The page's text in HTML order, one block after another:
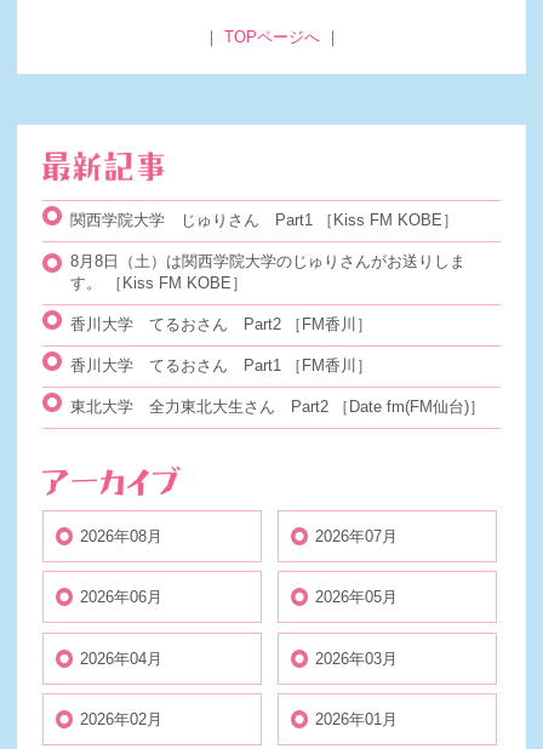
｜ TOPページへ｜
関西学院大学 じゅりさん Part1 ［Kiss FM KOBE］
8月8日（土）は関西学院大学のじゅりさんがお送りしま
す。
［Kiss FM KOBE］
香川大学 てるおさん Part2 ［FM香川］
香川大学 てるおさん Part1 ［FM香川］
東北大学 全力東北大生さん Part2 ［Date fm(FM仙台)］
2026年08月 2026年07月
2026年06月 2026年05月
2026年04月 2026年03月
2026年02月 2026年01月